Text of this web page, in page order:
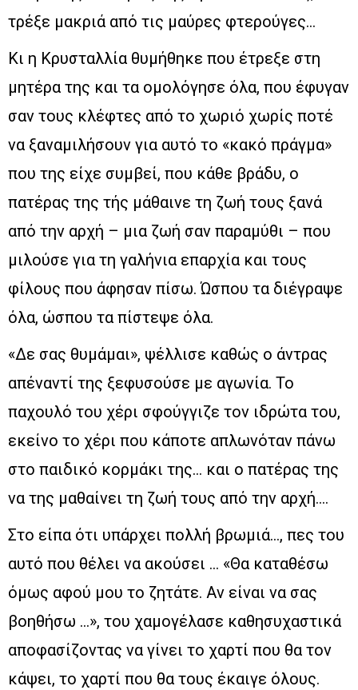
τρέξε μακριά από τις μαύρες φτερούγες…
Κι η Κρυσταλλία θυμήθηκε που έτρεξε στη
μητέρα της και τα ομολόγησε όλα, που έφυγαν
σαν τους κλέφτες από το χωριό χωρίς ποτέ
να ξαναμιλήσουν για αυτό το «κακό πράγμα»
που της είχε συμβεί, που κάθε βράδυ, ο
πατέρας της τής μάθαινε τη ζωή τους ξανά
από την αρχή – μια ζωή σαν παραμύθι – που
μιλούσε για τη γαλήνια επαρχία και τους
φίλους που άφησαν πίσω. Ώσπου τα διέγραψε
όλα, ώσπου τα πίστεψε όλα.
«Δε σας θυμάμαι», ψέλλισε καθώς ο άντρας
απέναντί της ξεφυσούσε με αγωνία. Το
παχουλό του χέρι σφούγγιζε τον ιδρώτα του,
εκείνο το χέρι που κάποτε απλωνόταν πάνω
στο παιδικό κορμάκι της… και ο πατέρας της
να της μαθαίνει τη ζωή τους από την αρχή….
Στο είπα ότι υπάρχει πολλή βρωμιά…, πες του
αυτό που θέλει να ακούσει … «Θα καταθέσω
όμως αφού μου το ζητάτε. Αν είναι να σας
βοηθήσω …», του χαμογέλασε καθησυχαστικά
αποφασίζοντας να γίνει το χαρτί που θα τον
κάψει, το χαρτί που θα τους έκαιγε όλους.